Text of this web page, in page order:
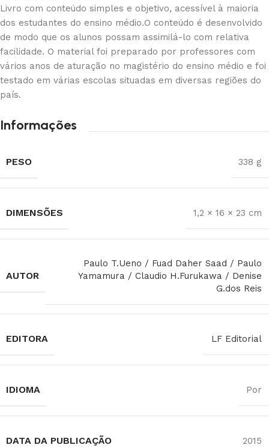
Livro com conteúdo simples e objetivo, acessível à maioria
dos estudantes do ensino médio.O conteúdo é desenvolvido
de modo que os alunos possam assimilá-lo com relativa
facilidade. O material foi preparado por professores com
vários anos de aturação no magistério do ensino médio e foi
testado em várias escolas situadas em diversas regiões do
país.
Informações
PESO 338 g
DIMENSÕES 1,2 × 16 × 23 cm
AUTOR
Paulo T.Ueno / Fuad Daher Saad / Paulo
Yamamura / Claudio H.Furukawa / Denise
G.dos Reis
EDITORA LF Editorial
IDIOMA Por
DATA DA PUBLICAÇÃO 2015